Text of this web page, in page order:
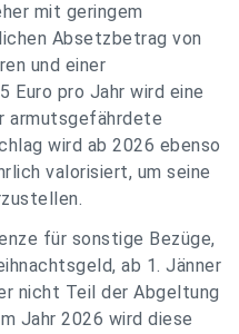
mit geringem
Absetzbetrag von
und einer
Euro pro Jahr wird eine
armutsgefährdete
wird ab 2026 ebenso
valorisiert, um seine
für sonstige Bezüge,
ab 1. Jänner
nicht Teil der Abgeltung
Jahr 2026 wird diese